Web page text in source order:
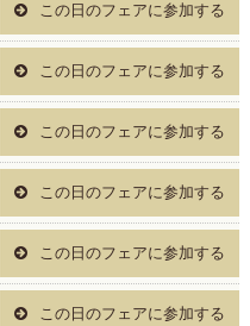
この日のフェアに参加する
この日のフェアに参加する
この日のフェアに参加する
この日のフェアに参加する
この日のフェアに参加する
この日のフェアに参加する